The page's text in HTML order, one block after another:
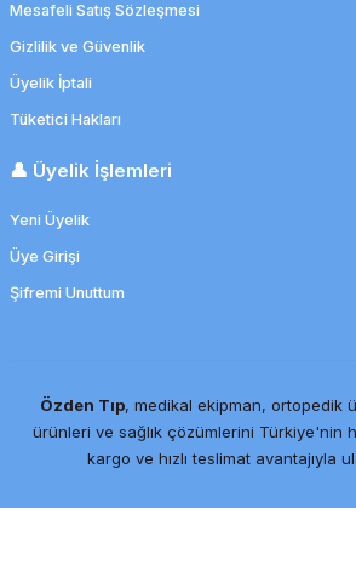
Mesafeli Satış Sözleşmesi
Gizlilik ve Güvenlik
Üyelik İptali
Tüketici Hakları
👤 Üyelik İşlemleri
Yeni Üyelik
Üye Girişi
Şifremi Unuttum
Özden Tıp, medikal ekipman, ortopedik
ürünleri ve sağlık çözümlerini Türkiye'nin
kargo ve hızlı teslimat avantajıyla